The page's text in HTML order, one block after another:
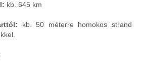
kb. 645 km
kb. 50 méterre homokos strand